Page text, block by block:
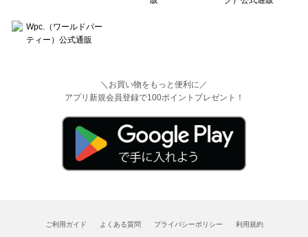
＼お買い物をもっと便利に／
アプリ新規会員登録で100ポイントプレゼント！
ご利用ガイド よくある質問 プライバシーポリシー 利用規約